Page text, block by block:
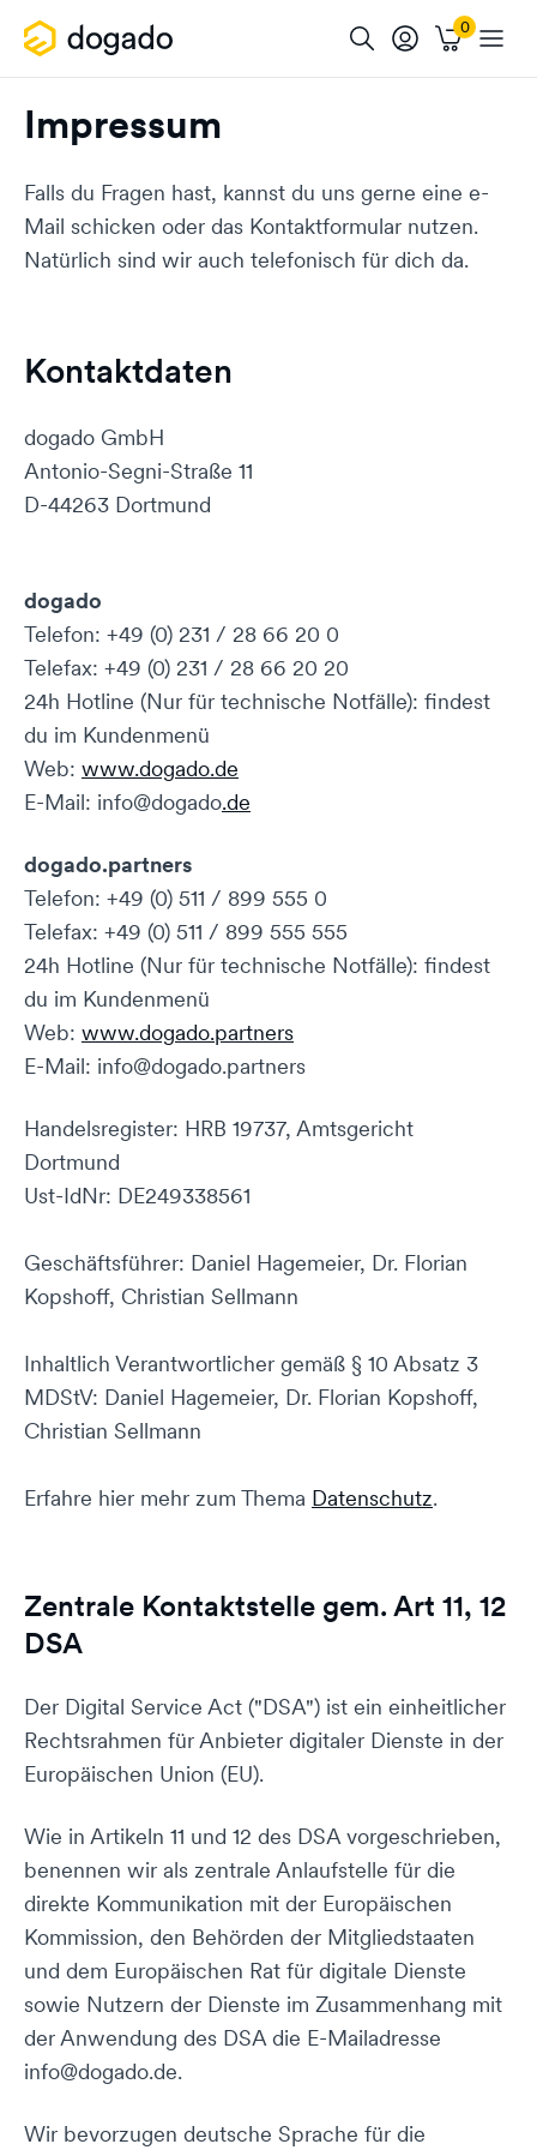
Impressum
Falls du Fragen hast, kannst du uns gerne eine e-
Mail schicken oder das Kontaktformular nutzen.
Natürlich sind wir auch telefonisch für dich da.
Kontaktdaten
dogado GmbH
Antonio-Segni-Straße 11
D-44263 Dortmund
dogado
Telefon: +49 (0) 231 / 28 66 20 0
Telefax: +49 (0) 231 / 28 66 20 20
24h Hotline (Nur für technische Notfälle): findest
du im Kundenmenü
Web: www.dogado.de
E-Mail: info@dogado.de
dogado.partners
Telefon: +49 (0) 511 / 899 555 0
Telefax: +49 (0) 511 / 899 555 555
24h Hotline (Nur für technische Notfälle): findest
du im Kundenmenü
Web: www.dogado.partners
E-Mail: info@dogado.partners
Handelsregister: HRB 19737, Amtsgericht
Dortmund
Ust-IdNr: DE249338561
Geschäftsführer: Daniel Hagemeier, Dr. Florian
Kopshoff, Christian Sellmann
Inhaltlich Verantwortlicher gemäß § 10 Absatz 3
MDStV: Daniel Hagemeier, Dr. Florian Kopshoff,
Christian Sellmann
Erfahre hier mehr zum Thema Datenschutz.
Zentrale Kontaktstelle gem. Art 11, 12
DSA
Der Digital Service Act ("DSA") ist ein einheitlicher
Rechtsrahmen für Anbieter digitaler Dienste in der
Europäischen Union (EU).
Wie in Artikeln 11 und 12 des DSA vorgeschrieben,
benennen wir als zentrale Anlaufstelle für die
direkte Kommunikation mit der Europäischen
Kommission, den Behörden der Mitgliedstaaten
und dem Europäischen Rat für digitale Dienste
sowie Nutzern der Dienste im Zusammenhang mit
der Anwendung des DSA die E-Mailadresse
info@dogado.de.
Wir bevorzugen deutsche Sprache für die